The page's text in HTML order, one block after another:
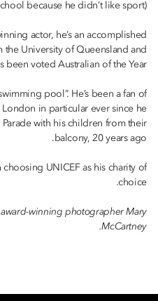
because he didn’t like sport).
actor, he’s an accomplished
the University of Queensland and
been voted Australian of the Year.
pool”. He’s been a fan of
London in particular ever since he
with his children from their
balcony, 20 years ago.
UNICEF as his charity of
choice.
winning photographer Mary
McCartney.